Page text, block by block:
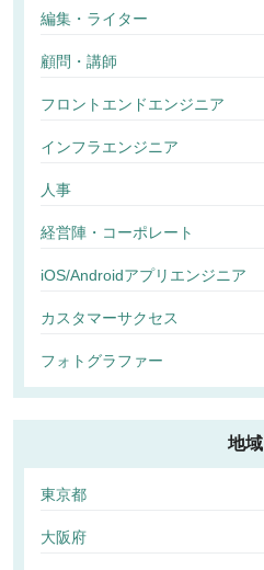
編集・ライター
顧問・講師
フロントエンドエンジニア
インフラエンジニア
人事
経営陣・コーポレート
iOS/Androidアプリエンジニア
カスタマーサクセス
フォトグラファー
地域
東京都
大阪府